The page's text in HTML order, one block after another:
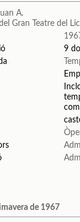
A.
Gran Teatre del
9
de 1967